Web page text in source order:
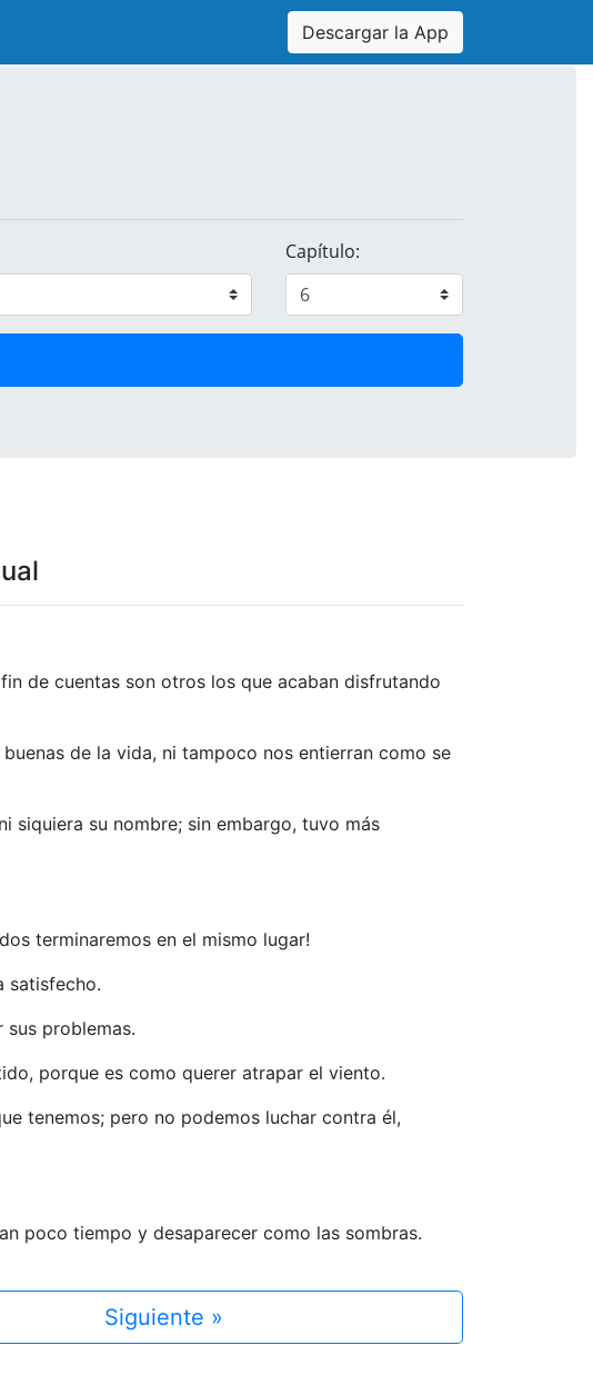
Descargar la App
Capítulo:
de cuentas son otros los que acaban disfrutando
de la vida, ni tampoco nos entierran como se
siquiera su nombre; sin embargo, tuvo más
terminaremos en el mismo lugar!
satisfecho.
problemas.
porque es como querer atrapar el viento.
tenemos; pero no podemos luchar contra él,
poco tiempo y desaparecer como las sombras.
Siguiente »